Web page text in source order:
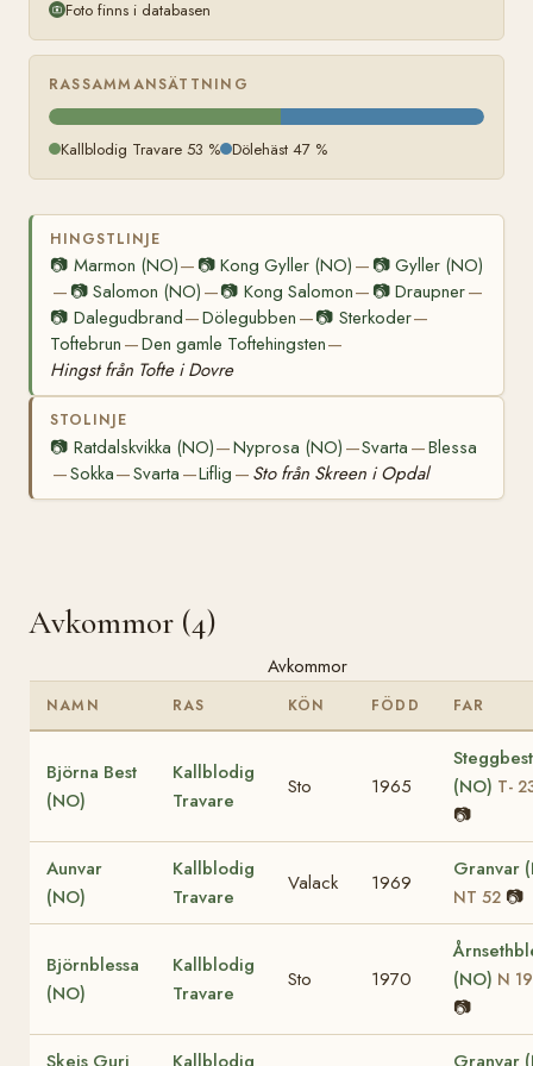
Foto finns i databasen
RASSAMMANSÄTTNING
Kallblodig Travare 53 % Dölehäst 47 %
HINGSTLINJE
📷 Marmon (NO)— 📷Kong Gyller (NO) — 📷 Gyller (NO)
— 📷Salomon (NO) —📷 Kong Salomon— 📷Draupner—
📷 Dalegudbrand—Dölegubben —📷 Sterkoder—
Toftebrun —Den gamle Toftehingsten—
Hingst från Tofte i Dovre
STOLINJE
📷 Ratdalskvikka (NO)—Nyprosa (NO) —Svarta —Blessa
—Sokka—Svarta —Liflig — Sto från Skreen i Opdal
Avkommor (4)
Avkommor
NAMN RAS KÖN FÖDD FAR
Björna Best
(NO)
Kallblodig
Travare
Sto 1965
Steggbest
(NO) T-
📷
Aunvar
(NO)
Kallblodig
Travare
Valack 1969
Granvar
NT 52 📷
Björnblessa
(NO)
Kallblodig
Travare
Sto 1970
(NO) N
📷